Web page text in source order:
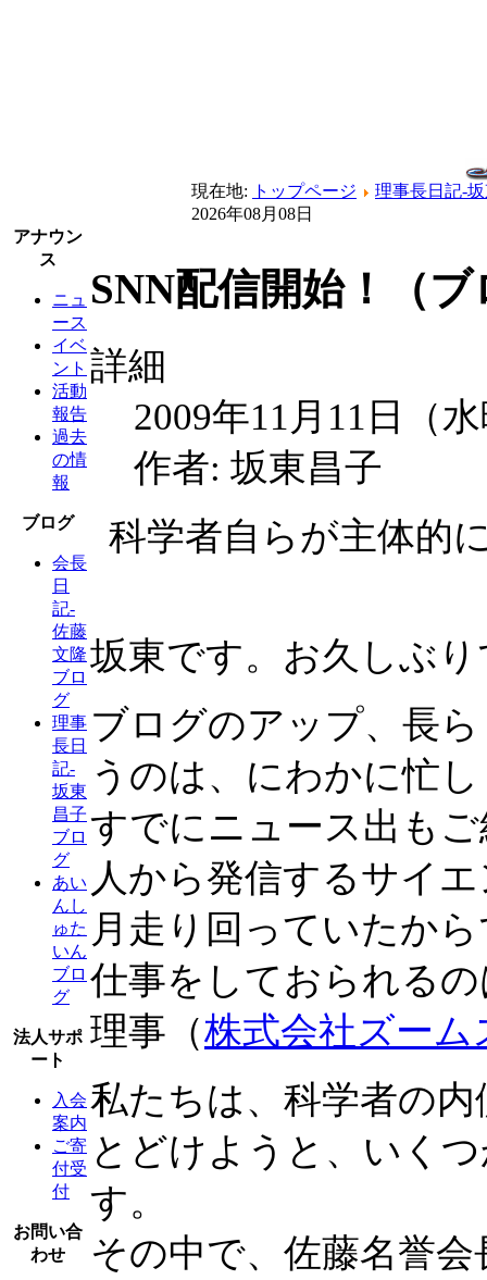
現在地: トップページ
理事長日記-
2026年08月08日
アナウン
ス
ニュ
ース
イベ
ント
活動
報告
過去
の情
報
ブログ
会長
日
記-
佐藤
文隆
ブロ
グ
理事
長日
記-
坂東
昌子
ブロ
グ
あい
んし
ゅた
いん
ブロ
グ
法人サポ
ート
入会
案内
ご寄
付受
付
お問い合
わせ
SNN配信開始！（
詳細
2009年11月11日（
作者: 坂東昌子
科学者自らが主体的
坂東です。お久しぶ
ブログのアップ、長
うのは、にわかに忙
すでにニュース出も
人から発信するサイ
月走り回っていたか
仕事をしておられる
理事（株式会社ズーム
私たちは、科学者の
とどけようと、いく
す。
その中で、佐藤名誉